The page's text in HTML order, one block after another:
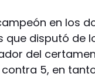
en los
disputó de
del
5, en